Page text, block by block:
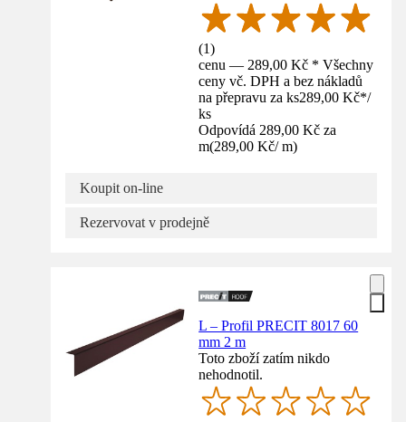
(1)
cenu — 289,00 Kč * Všechny
ceny vč. DPH a bez nákladů
na přepravu za ks289,00 Kč*/
ks
Odpovídá 289,00 Kč za
m(289,00 Kč/ m)
Koupit on-line
Rezervovat v prodejně
L – Profil PRECIT 8017 60
mm 2 m
Toto zboží zatím nikdo
nehodnotil.